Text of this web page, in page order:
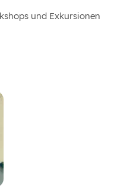
und Exkursionen